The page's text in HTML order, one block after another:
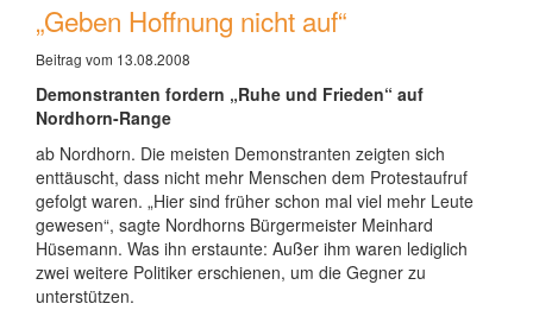
„Geben Hoffnung nicht auf“
Beitrag vom 13.08.2008
Demonstranten fordern „Ruhe und Frieden“ auf
Nordhorn-Range
ab Nordhorn. Die meisten Demonstranten zeigten sich
enttäuscht, dass nicht mehr Menschen dem Protestaufruf
gefolgt waren. „Hier sind früher schon mal viel mehr Leute
gewesen“, sagte Nordhorns Bürgermeister Meinhard
Hüsemann. Was ihn erstaunte: Außer ihm waren lediglich
zwei weitere Politiker erschienen, um die Gegner zu
unterstützen.